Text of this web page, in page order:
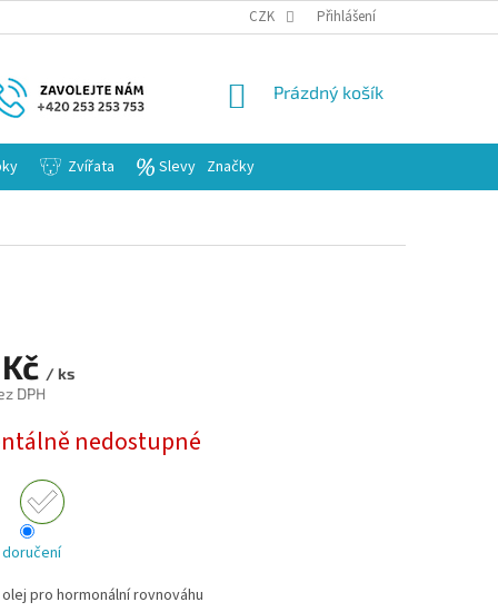
CZK Přihlášení
NÁKUPNÍ
Prázdný košík
Zvířata Slevy Značky
/ ks
DPH
nedostupné
pro hormonální rovnováhu